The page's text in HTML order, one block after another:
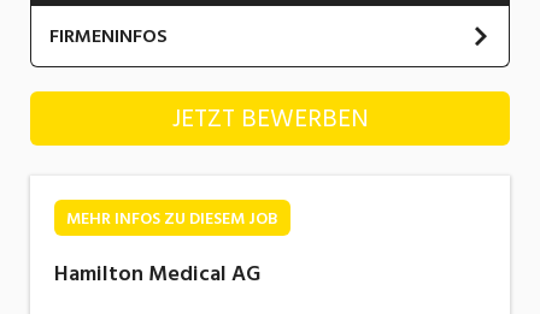
Industrie, Maschinenbau, Anlagenbau,
Produktion
Informatik, Telekommunikation
Kaufm. Berufe, Kundendienst, Verwaltung
Marketing, Kommunikation, Medien, Druck
Mechanik, Elektronik, Optik, Textil (Fertigung)
FIRMENINFOS
Hamilton Medical AG
JETZT BEWERBEN
MEHR INFOS ZU DIESEM JOB
Hamilton Medical AG